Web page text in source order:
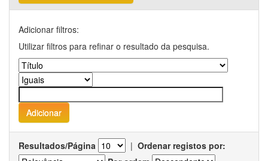
Adicionar filtros:
Utilizar filtros para refinar o resultado da pesquisa.
Resultados/Página | Ordenar registos por: